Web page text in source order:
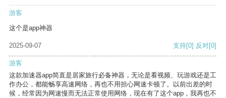
游客
这个是app神器
2025-09-07 支持[0] 反对[0]
游客
这款加速器app简直是居家旅行必备神器，无论是看视频、玩游戏还是工
作办公，都能畅享高速网络，再也不用担心网速卡顿了。以前出差的时
候，经常因为网速慢而无法正常使用网络，现在有了这个app，我再也不